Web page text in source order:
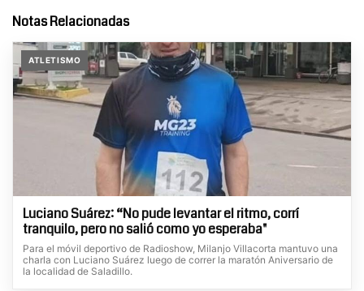
Notas Relacionadas
ATLETISMO
Luciano Suárez: “No pude levantar el ritmo, corrí
tranquilo, pero no salió como yo esperaba"
Para el móvil deportivo de Radioshow, Milanjo Villacorta mantuvo una
charla con Luciano Suárez luego de correr la maratón Aniversario de
la localidad de Saladillo.